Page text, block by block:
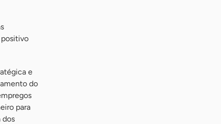
e
do
para
dos